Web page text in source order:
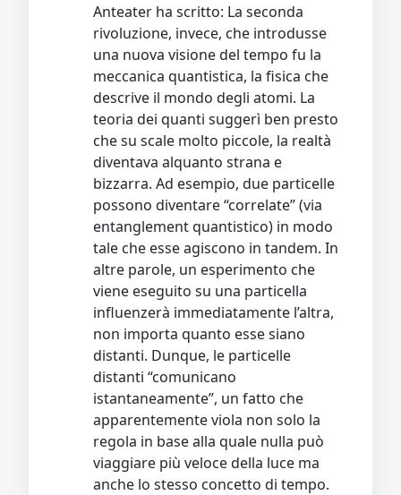
Anteater ha scritto: La seconda
rivoluzione, invece, che introdusse
una nuova visione del tempo fu la
meccanica quantistica, la fisica che
descrive il mondo degli atomi. La
teoria dei quanti suggerì ben presto
che su scale molto piccole, la realtà
diventava alquanto strana e
bizzarra. Ad esempio, due particelle
possono diventare “correlate” (via
entanglement quantistico) in modo
tale che esse agiscono in tandem. In
altre parole, un esperimento che
viene eseguito su una particella
influenzerà immediatamente l’altra,
non importa quanto esse siano
distanti. Dunque, le particelle
distanti “comunicano
istantaneamente”, un fatto che
apparentemente viola non solo la
regola in base alla quale nulla può
viaggiare più veloce della luce ma
anche lo stesso concetto di tempo.